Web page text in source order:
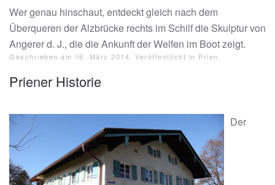
Wer genau hinschaut, entdeckt gleich nach dem
Überqueren der Alzbrücke rechts im Schilf die Skulptur von
Angerer d. J., die die Ankunft der Welfen im Boot zeigt.
Geschrieben am 16. März 2014 . Veröffentlicht in Prien
Priener Historie
Der